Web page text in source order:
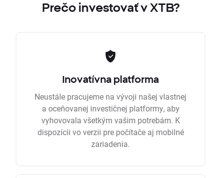
Prečo investovať v XTB?
Inovatívna platforma
Neustále pracujeme na vývoji našej vlastnej
a oceňovanej investičnej platformy, aby
vyhovovala všetkým vašim potrebám. K
dispozícii vo verzii pre počítače aj mobilné
zariadenia.